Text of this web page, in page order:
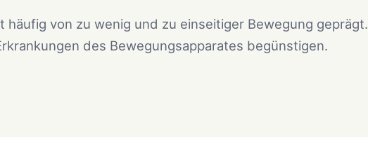
häufig von zu wenig und zu einseitiger Bewegung geprägt.
des Bewegungsapparates begünstigen.